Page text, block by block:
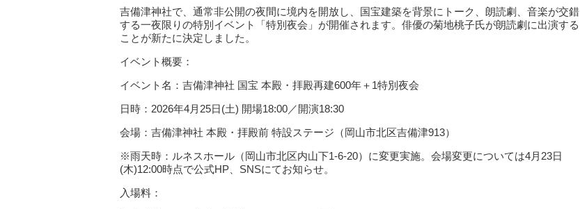
吉備津神社で、通常非公開の夜間に境内を開放し、国宝建築を背景にトーク、朗読劇、音楽が交錯
する一夜限りの特別イベント「特別夜会」が開催されます。俳優の菊地桃子氏が朗読劇に出演する
ことが新たに決定しました。
イベント概要：
イベント名：吉備津神社 国宝 本殿・拝殿再建600年＋1特別夜会
日時：2026年4月25日(土) 開場18:00／開演18:30
会場：吉備津神社 本殿・拝殿前 特設ステージ（岡山市北区吉備津913）
※雨天時：ルネスホール（岡山市北区内山下1-6-20）に変更実施。会場変更については4月23日
(木)12:00時点で公式HP、SNSにてお知らせ。
入場料：